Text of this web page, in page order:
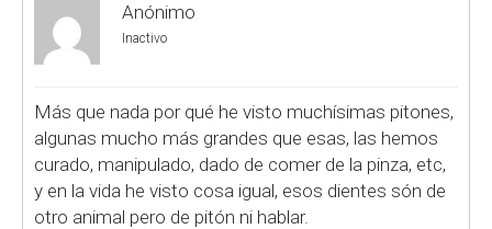
Anónimo
Inactivo
Más que nada por qué he visto muchísimas pitones,
algunas mucho más grandes que esas, las hemos
curado, manipulado, dado de comer de la pinza, etc,
y en la vida he visto cosa igual, esos dientes són de
otro animal pero de pitón ni hablar.